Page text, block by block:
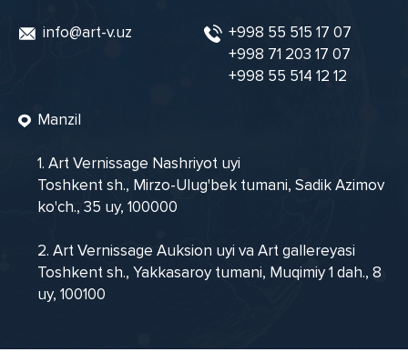
info@art-v.uz
+998 55 515 17 07
+998 71 203 17 07
+998 55 514 12 12
Manzil
1. Art Vernissage Nashriyot uyi
Toshkent sh., Mirzo-Ulug'bek tumani, Sadik Azimov
ko'ch., 35 uy, 100000
2. Art Vernissage Auksion uyi va Art gallereyasi
Toshkent sh., Yakkasaroy tumani, Muqimiy 1 dah., 8
uy, 100100